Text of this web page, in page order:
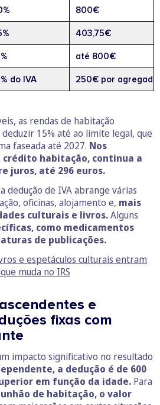
800€
403,75€
até 800€
do IVA 250€ por agregado
as rendas de habitação
15% até ao limite legal, que
faseada até 2027. Nos
habitação, continua a
juros, até 296 euros.
dedução de IVA abrange várias
oficinas, alojamento e, mais
culturais e livros.Alguns
como medicamentos
de publicações.
e espetáculos culturais entram
muda no IRS
e
fixas com
impacto significativo no resultado
a dedução é de 600
em função da idade. Para
de habitação, o valor